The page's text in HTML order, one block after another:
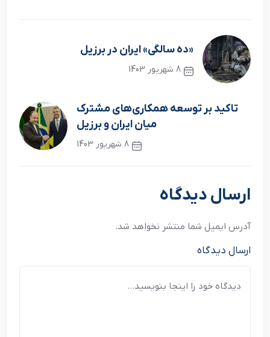
«ده سالگی» ایران در برزیل
8 شهریور 1403
تاکید بر توسعه همکاری‌های مشترک
میان ایران و برزیل
8 شهریور 1403
نوشته بعدی
ارسال دیدگاه
آدرس ایمیل شما منتشر نخواهد شد.
ارسال دیدگاه